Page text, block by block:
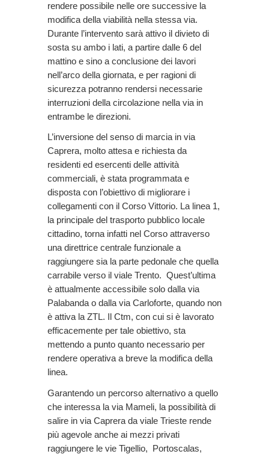
rendere possibile nelle ore successive la
modifica della viabilità nella stessa via.
Durante l’intervento sarà attivo il divieto di
sosta su ambo i lati, a partire dalle 6 del
mattino e sino a conclusione dei lavori
nell’arco della giornata, e per ragioni di
sicurezza potranno rendersi necessarie
interruzioni della circolazione nella via in
entrambe le direzioni.
L’inversione del senso di marcia in via
Caprera, molto attesa e richiesta da
residenti ed esercenti delle attività
commerciali, è stata programmata e
disposta con l’obiettivo di migliorare i
collegamenti con il Corso Vittorio. La linea 1,
la principale del trasporto pubblico locale
cittadino, torna infatti nel Corso attraverso
una direttrice centrale funzionale a
raggiungere sia la parte pedonale che quella
carrabile verso il viale Trento. Quest’ultima
è attualmente accessibile solo dalla via
Palabanda o dalla via Carloforte, quando non
è attiva la ZTL. Il Ctm, con cui si è lavorato
efficacemente per tale obiettivo, sta
mettendo a punto quanto necessario per
rendere operativa a breve la modifica della
linea.
Garantendo un percorso alternativo a quello
che interessa la via Mameli, la possibilità di
salire in via Caprera da viale Trieste rende
più agevole anche ai mezzi privati
raggiungere le vie Tigellio, Portoscalas,